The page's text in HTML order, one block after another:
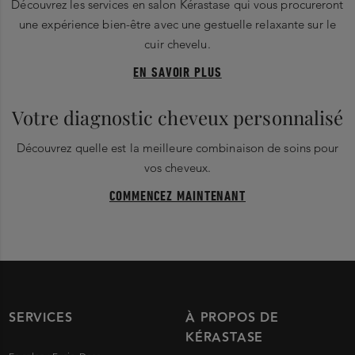
Découvrez les services en salon Kérastase qui vous procureront
une expérience bien-être avec une gestuelle relaxante sur le
cuir chevelu.
EN SAVOIR PLUS
Votre diagnostic cheveux personnalisé
Découvrez quelle est la meilleure combinaison de soins pour
vos cheveux.
COMMENCEZ MAINTENANT
SERVICES
À PROPOS DE
KÉRASTASE